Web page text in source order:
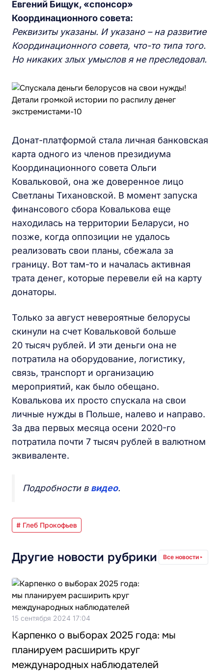
Евгений Бищук, «спонсор»
Координационного совета:
Реквизиты указаны. И указано – на развитие
Координационного совета, что-то типа того.
Но никаких злых умыслов я не преследовал.
Донат-платформой стала личная банковская
карта одного из членов президиума
Координационного совета Ольги
Ковальковой, она же доверенное лицо
Светланы Тихановской. В момент запуска
финансового сбора Ковалькова еще
находилась на территории Беларуси, но
позже, когда оппозиции не удалось
реализовать свои планы, сбежала за
границу. Вот там-то и началась активная
трата денег, которые перевели ей на карту
донаторы.
Только за август невероятные белорусы
скинули на счет Ковальковой больше
20 тысяч рублей. И эти деньги она не
потратила на оборудование, логистику,
связь, транспорт и организацию
мероприятий, как было обещано.
Ковалькова их просто спускала на свои
личные нужды в Польше, налево и направо.
За два первых месяца осени 2020-го
потратила почти 7 тысяч рублей в валютном
эквиваленте.
Подробности в видео.
# Глеб Прокофьев
Другие новости рубрики Все новости
15 сентября 2024 17:04
Карпенко о выборах 2025 года: мы
планируем расширить круг
международных наблюдателей